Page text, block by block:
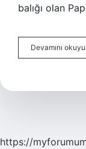
balığı olan
Devamını
https://